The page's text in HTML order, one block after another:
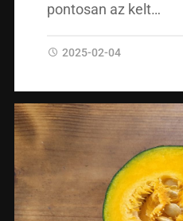
pontosan az kelt…
2025-02-04